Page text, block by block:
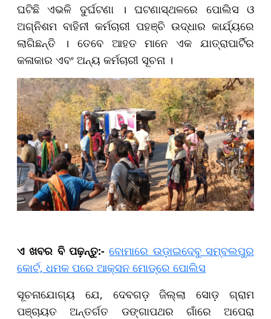
ଘଟିଛି ଏଭଳି ଦୁର୍ଘଟଣା । ଘଟଣାସ୍ଥଳରେ ପୋଲିସ ଓ
ଅଗ୍ନିଶମ ବାହିନୀ କର୍ମଚାରୀ ପହଞ୍ଚି ଉଦ୍ଧାର କାର୍ଯ୍ୟରେ
ଲାଗିଛନ୍ତି । ତେବେ ଆହତ ମାନେ ଏକ ଯାତ୍ରାପାର୍ଟିର
କଳାକାର ଏବଂ ଅନ୍ୟ କର୍ମଚାରୀ ସୂଚନା ।
ଏ ଖବର ବି ପଢ଼ନ୍ତୁ:- ବୋମାରେ ଉଡ଼ାଇଦେବୁ ସମ୍ବଲପୁର
କୋର୍ଟ, ଧମକ ପରେ ଆକ୍ସନ ମୋଡ୍‌ରେ ପୋଲିସ
ସୂଚନାଯୋଗ୍ୟ ଯେ, ଦେବଗଡ଼ ଜିଲ୍ଲା ସୋଡ଼ ଗ୍ରାମ
ପଞ୍ଚାୟତ ଅନ୍ତର୍ଗତ ଡଙ୍ଗାପଥର ଗାଁରେ ଅପେରା